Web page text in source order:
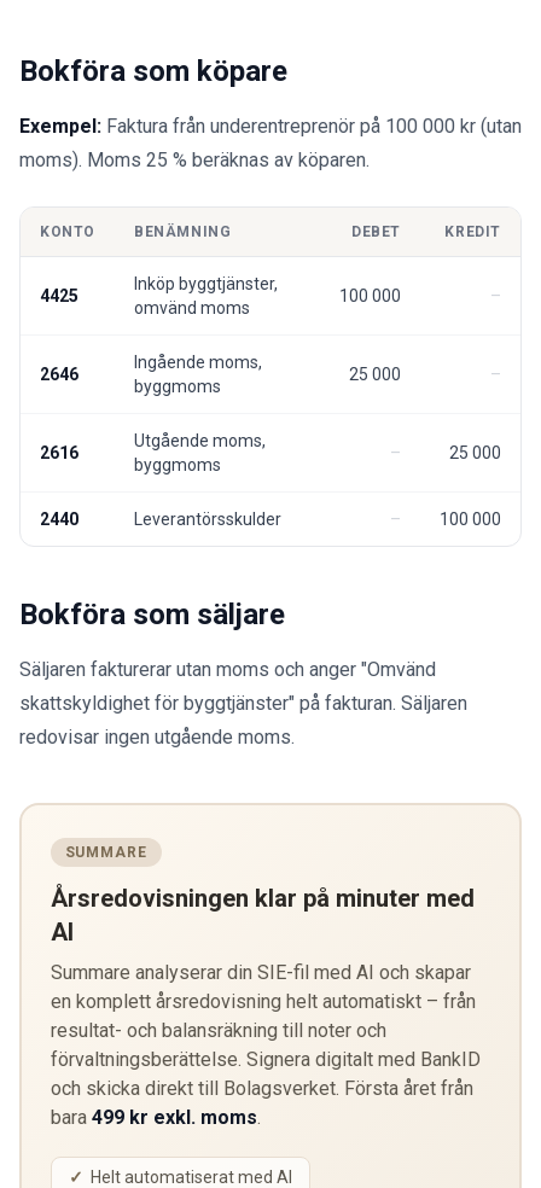
Bokföra som köpare
Exempel: Faktura från underentreprenör på 100 000 kr (utan
moms). Moms 25 % beräknas av köparen.
KONTO BENÄMNING DEBET KREDIT
4425
Inköp byggtjänster,
omvänd moms
100 000
2646
Ingående moms,
byggmoms
25 000
2616
Utgående moms,
byggmoms
25 000
2440 Leverantörsskulder 100 000
Bokföra som säljare
Säljaren fakturerar utan moms och anger "Omvänd
skattskyldighet för byggtjänster" på fakturan. Säljaren
redovisar ingen utgående moms.
SUMMARE
Årsredovisningen klar på minuter med
AI
Summare analyserar din SIE-fil med AI och skapar
en komplett årsredovisning helt automatiskt – från
resultat- och balansräkning till noter och
förvaltningsberättelse. Signera digitalt med BankID
och skicka direkt till Bolagsverket. Första året från
bara 499 kr exkl. moms
Helt automatiserat med AI